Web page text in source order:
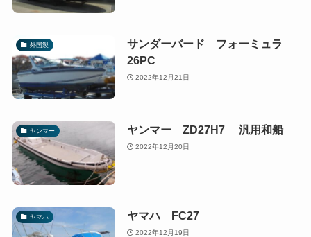
外国製
サンダーバード フォーミュラ
26PC
2022年12月21日
ヤンマー ヤンマー ZD27H7 汎用和船
2022年12月20日
ヤマハ ヤマハ FC27
2022年12月19日